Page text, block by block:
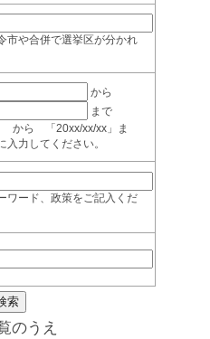
市や合併で選挙区が分かれ
から
まで
から 「20xx/xx/xx」ま
力してください。
ワード、政策をご記入くだ
のうえ